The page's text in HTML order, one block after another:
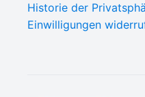
Historie der
Einwilligungen